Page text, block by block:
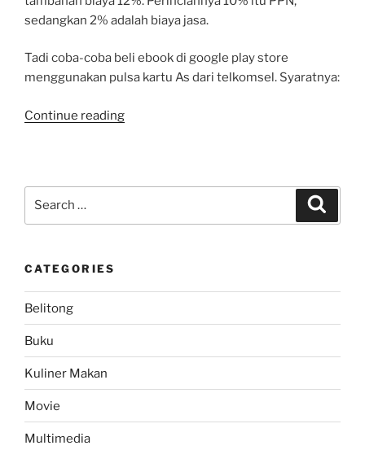
sedangkan 2% adalah biaya jasa.
Tadi coba-coba beli ebook di google play store
menggunakan pulsa kartu As dari telkomsel. Syaratnya:
Continue reading“Pengalaman
Pulsa
CATEGORIES
Belitong
Buku
Kuliner Makan
Movie
Multimedia